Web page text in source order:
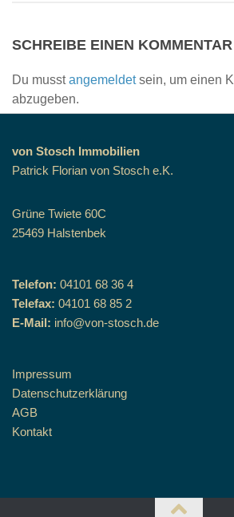
SCHREIBE EINEN KOMMENTAR
Du musstangemeldetsein, um einen
abzugeben.
von Stosch Immobilien
Patrick Florian von Stosch e.K.
Grüne Twiete 60C
25469 Halstenbek
Telefon: 04101 68 36 4
Telefax: 04101 68 85 2
E-Mail: info@von-stosch.de
Impressum
Datenschutzerklärung
AGB
Kontakt